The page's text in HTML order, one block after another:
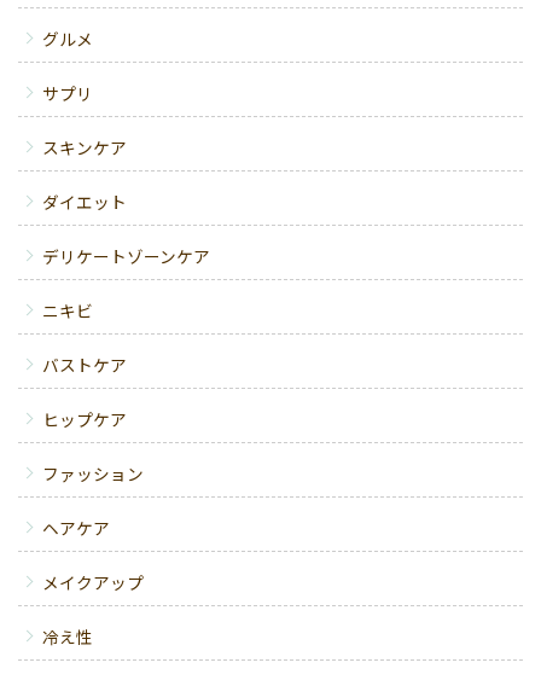
グルメ
サプリ
スキンケア
ダイエット
デリケートゾーンケア
ニキビ
バストケア
ヒップケア
ファッション
ヘアケア
メイクアップ
冷え性